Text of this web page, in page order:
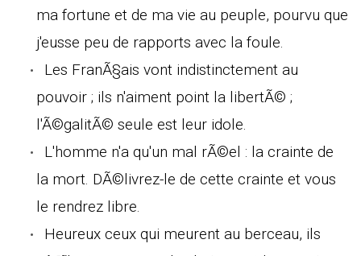
ma fortune et de ma vie au peuple, pourvu que
j'eusse peu de rapports avec la foule.
Les FranÃ§ais vont indistinctement au
pouvoir ; ils n'aiment point la libertÃ© ;
l'Ã©galitÃ© seule est leur idole.
L'homme n'a qu'un mal rÃ©el : la crainte de
la mort. DÃ©livrez-le de cette crainte et vous
le rendrez libre.
Heureux ceux qui meurent au berceau, ils